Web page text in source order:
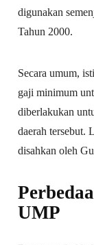
digunakan
Tahun 2000.
Secara umum,
gaji minimum
diberlakukan
daerah tersebut.
disahkan oleh
UMP